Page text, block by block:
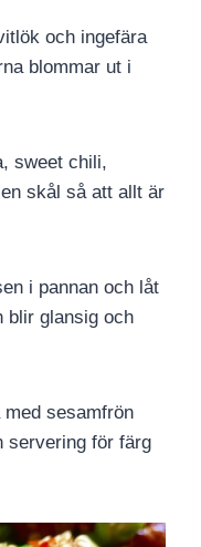
och ingefära
blommar ut i
sweet chili,
skål så att allt är
i pannan och låt
blir glansig och
med sesamfrön
servering för färg